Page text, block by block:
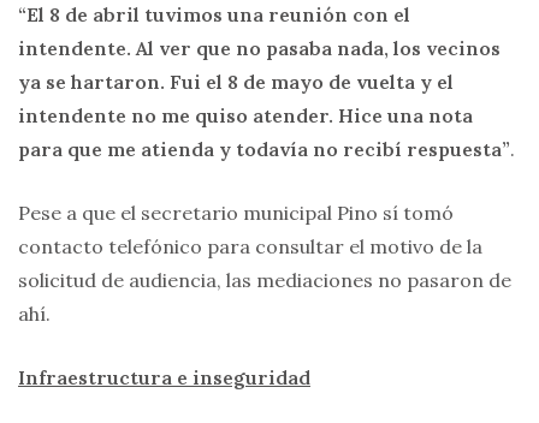
“El 8 de abril tuvimos una reunión con el
intendente. Al ver que no pasaba nada, los vecinos
ya se hartaron. Fui el 8 de mayo de vuelta y el
intendente no me quiso atender. Hice una nota
para que me atienda y todavía no recibí respuesta”.
Pese a que el secretario municipal Pino sí tomó
contacto telefónico para consultar el motivo de la
solicitud de audiencia, las mediaciones no pasaron de
ahí.
Infraestructura e inseguridad